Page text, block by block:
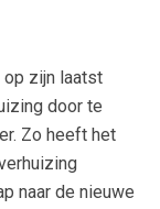
op zijn laatst
door te
Zo heeft het
naar de nieuwe